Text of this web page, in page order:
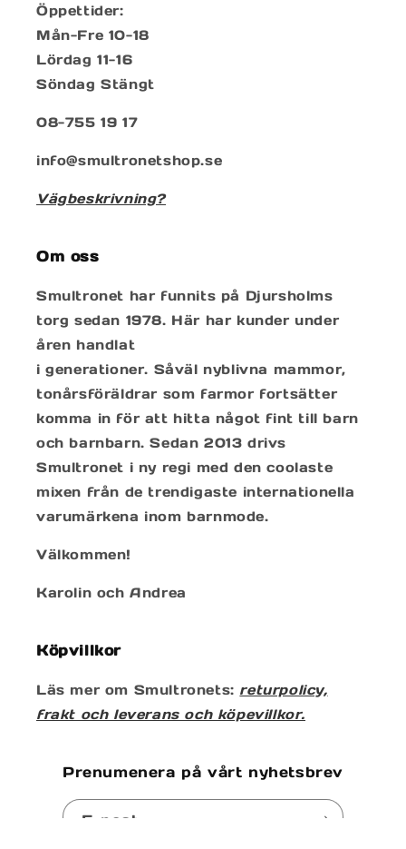
Öppettider:
Mån-Fre 10-18
Lördag 11-16
Söndag Stängt
08-755 19 17
info@smultronetshop.se
Vägbeskrivning?
Om oss
Smultronet har funnits på Djursholms
torg sedan 1978. Här har kunder under
åren handlat
i generationer. Såväl nyblivna mammor,
tonårsföräldrar som farmor fortsätter
komma in för att hitta något fint till barn
och barnbarn. Sedan 2013 drivs
Smultronet i ny regi med den coolaste
mixen från de trendigaste internationella
varumärkena inom barnmode.
Välkommen!
Karolin och Andrea
Köpvillkor
Läs mer om Smultronets: returpolicy,
frakt och leverans och köpevillkor.
Prenumenera på vårt nyhetsbrev
E-post